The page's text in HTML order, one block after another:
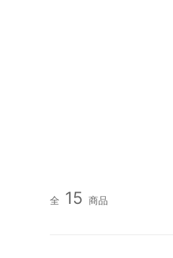
サリゲナク(ヒムカ
全 15 商品